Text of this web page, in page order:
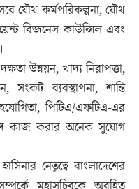
যৌথ কর্মপরিকল্পনা, যৌথ
বিজনেস কাউন্সিল এবং
উন্নয়ন, খাদ্য নিরাপত্তা,
সংকট ব্যবস্থাপনা, শান্তি
পিটিএ/এফটিএ-এর
কাজ করার অনেক সুযোগ
নেতৃত্বে বাংলাদেশের